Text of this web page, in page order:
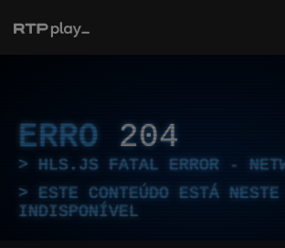
ERRO 204
HLS.JS FATAL ERROR -
ESTE CONTEÚDO ESTÁ NESTE
INDISPONÍVEL